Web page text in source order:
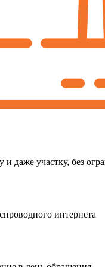
даже участку, без
интернета